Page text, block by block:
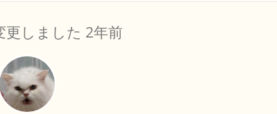
しました 2年前